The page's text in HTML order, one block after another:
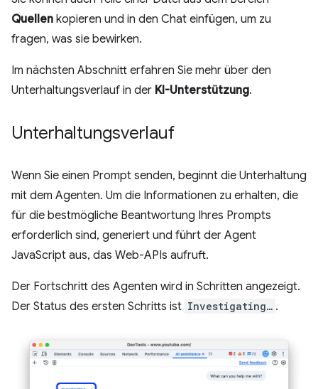
Quellen kopieren und in den Chat einfügen, um zu
fragen, was sie bewirken.
Im nächsten Abschnitt erfahren Sie mehr über den
Unterhaltungsverlauf in der KI-Unterstützung.
Unterhaltungsverlauf
Wenn Sie einen Prompt senden, beginnt die Unterhaltung
mit dem Agenten. Um die Informationen zu erhalten, die
für die bestmögliche Beantwortung Ihres Prompts
erforderlich sind, generiert und führt der Agent
JavaScript aus, das Web-APIs aufruft.
Der Fortschritt des Agenten wird in Schritten angezeigt.
Der Status des ersten Schritts ist Investigating… .